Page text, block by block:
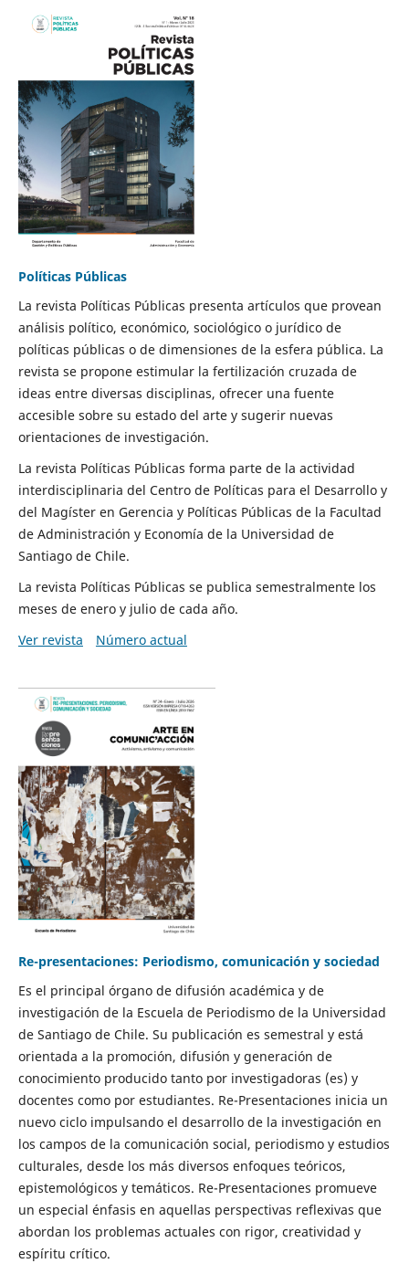
Políticas Públicas
La revista Políticas Públicas presenta artículos que provean
análisis político, económico, sociológico o jurídico de
políticas públicas o de dimensiones de la esfera pública. La
revista se propone estimular la fertilización cruzada de
ideas entre diversas disciplinas, ofrecer una fuente
accesible sobre su estado del arte y sugerir nuevas
orientaciones de investigación.
La revista Políticas Públicas forma parte de la actividad
interdisciplinaria del Centro de Políticas para el Desarrollo y
del Magíster en Gerencia y Políticas Públicas de la Facultad
de Administración y Economía de la Universidad de
Santiago de Chile.
La revista Políticas Públicas se publica semestralmente los
meses de enero y julio de cada año.
Ver revista
Número actual
Re-presentaciones: Periodismo, comunicación y sociedad
Es el principal órgano de difusión académica y de
investigación de la Escuela de Periodismo de la Universidad
de Santiago de Chile. Su publicación es semestral y está
orientada a la promoción, difusión y generación de
conocimiento producido tanto por investigadoras (es) y
docentes como por estudiantes. Re-Presentaciones inicia un
nuevo ciclo impulsando el desarrollo de la investigación en
los campos de la comunicación social, periodismo y estudios
culturales, desde los más diversos enfoques teóricos,
epistemológicos y temáticos. Re-Presentaciones promueve
un especial énfasis en aquellas perspectivas reflexivas que
abordan los problemas actuales con rigor, creatividad y
espíritu crítico.